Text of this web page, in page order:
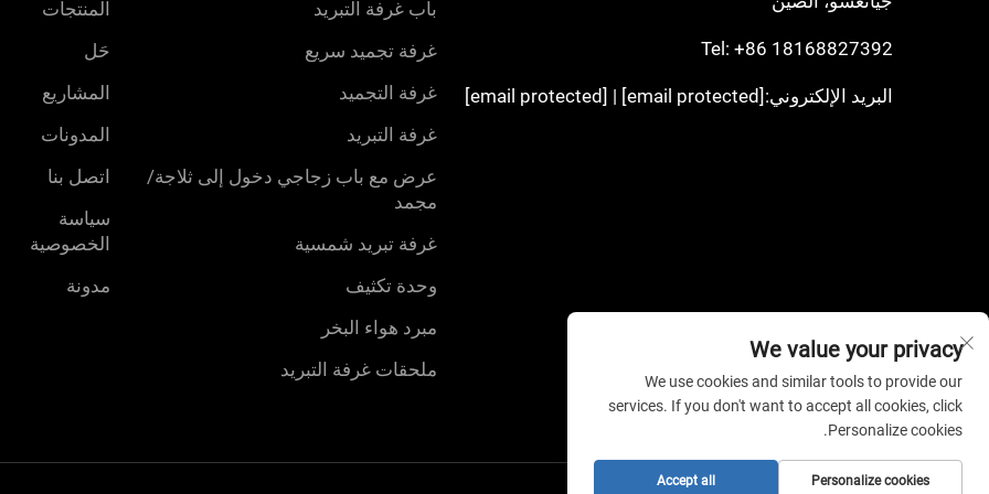
Tel: +86 18168827392
البريد الإلكتروني: [email protected]
|
[email protected]
باب غرفة التبريد
غرفة تجميد سريع
غرفة التجميد
غرفة التبريد
عرض مع باب زجاجي دخول إلى ثلاجة/
مجمد
غرفة تبريد شمسية
وحدة تكثيف
مبرد هواء البخر
ملحقات غرفة التبريد
المنتجات
حَل
المشاريع
المدونات
اتصل بنا
سياسة
الخصوصية
مدونة
We value your privacy
We use cookies and similar tools to provide our
services. If you don't want to accept all cookies, click
Personalize cookies.
Personalize cookies
Accept all